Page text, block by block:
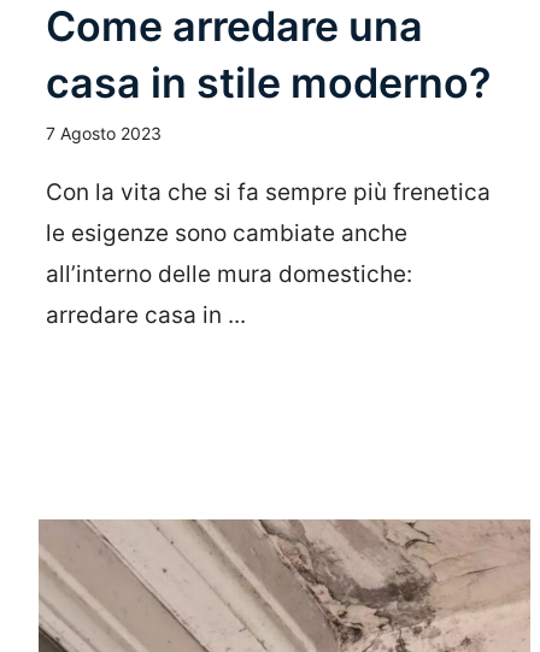
Come arredare una
casa in stile moderno?
7 Agosto 2023
Con la vita che si fa sempre più frenetica
le esigenze sono cambiate anche
all’interno delle mura domestiche:
arredare casa in ...